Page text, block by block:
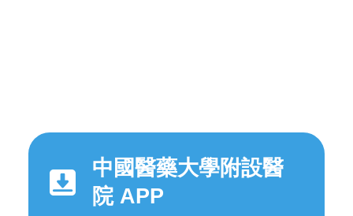
中國醫藥大學附設醫
院 APP